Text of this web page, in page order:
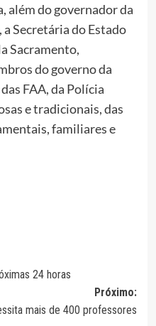
além do governador da
Secretária do Estado
Sacramento,
do governo da
FAA, da Polícia
e tradicionais, das
familiares e
24 horas
Próximo:
mais de 400 professores